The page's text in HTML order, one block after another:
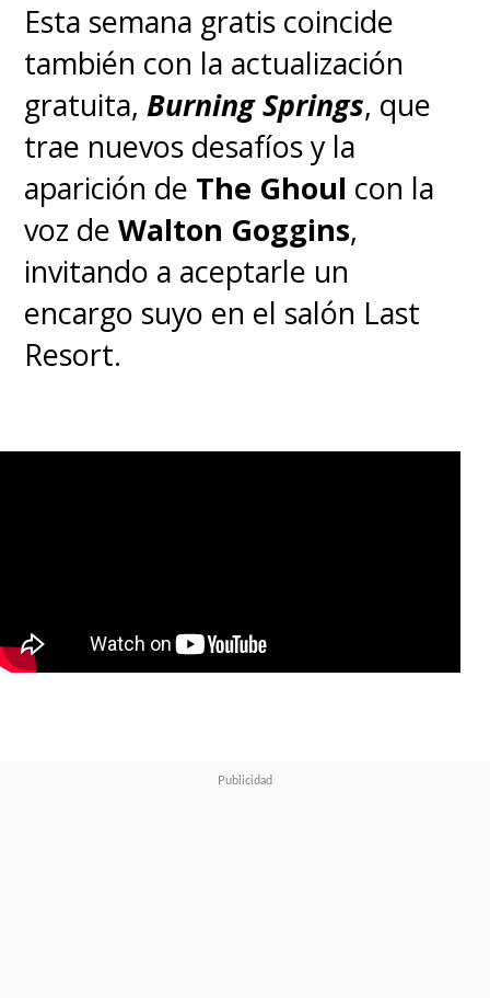
del mágico universo de 'Good
Omens' . Es realmente
encantador y, egoístamente, es
muy agradable ir a que me
maquillen en vez de tener un
montón de pelo en la cara",
respondió Maggie sobre la
oportunidad de participar en
ambas temporadas.
Manteniendo el tono de la obra
múltiples historias siguen
Esta semana gratis coincide
también con la actualización
gratuita,Burning Springs, que
trae nuevos desafíos y la
aparición de The Ghoul con la
voz de Walton Goggins,
invitando a aceptarle un
encargo suyo en el salón Last
Resort.